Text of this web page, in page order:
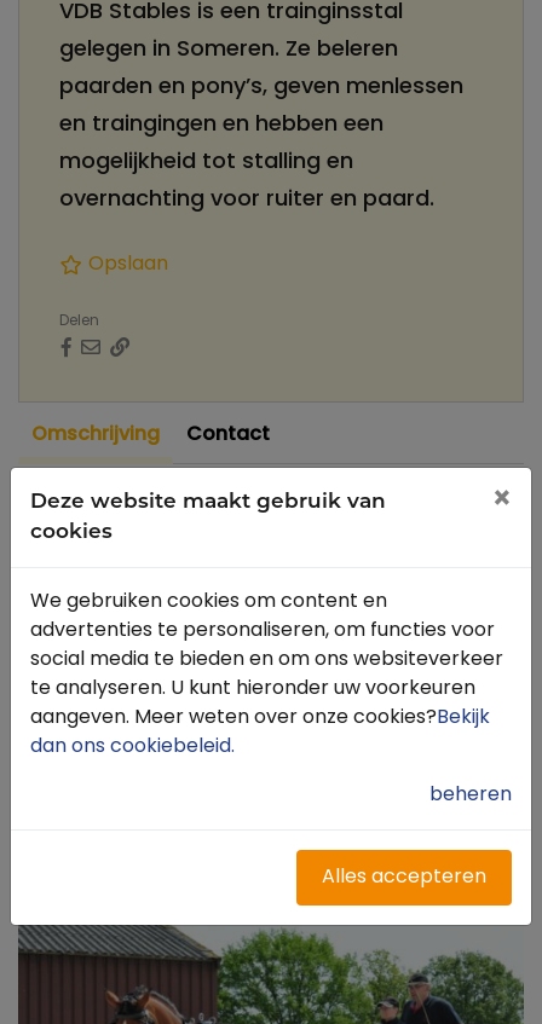
VDB Stables is een trainginsstal
gelegen in Someren. Ze beleren
paarden en pony’s, geven menlessen
en traingingen en hebben een
mogelijkheid tot stalling en
overnachting voor ruiter en paard.
Opslaan
Delen
Omschrijving Contact
Er een paar dagen lekker op uit met je paard ?
Wij beschikken over een appartement wat van
4 personen. Het appartement beschikt over een
keuken en eigen douche en toilet. Handdoeken
en beddengoed is inbegrepen. Verder beschikt
VDB Stables ook over een twee persoonskamer
en een mini camping waar je terecht kan met
een caravan of camper. De camping is voorzien
Deze website maakt gebruik van
cookies
×
We gebruiken cookies om content en
advertenties te personaliseren, om functies voor
social media te bieden en om ons websiteverkeer
te analyseren. U kunt hieronder uw voorkeuren
aangeven. Meer weten over onze cookies? Bekijk
dan ons cookiebeleid.
beheren
Alles accepteren